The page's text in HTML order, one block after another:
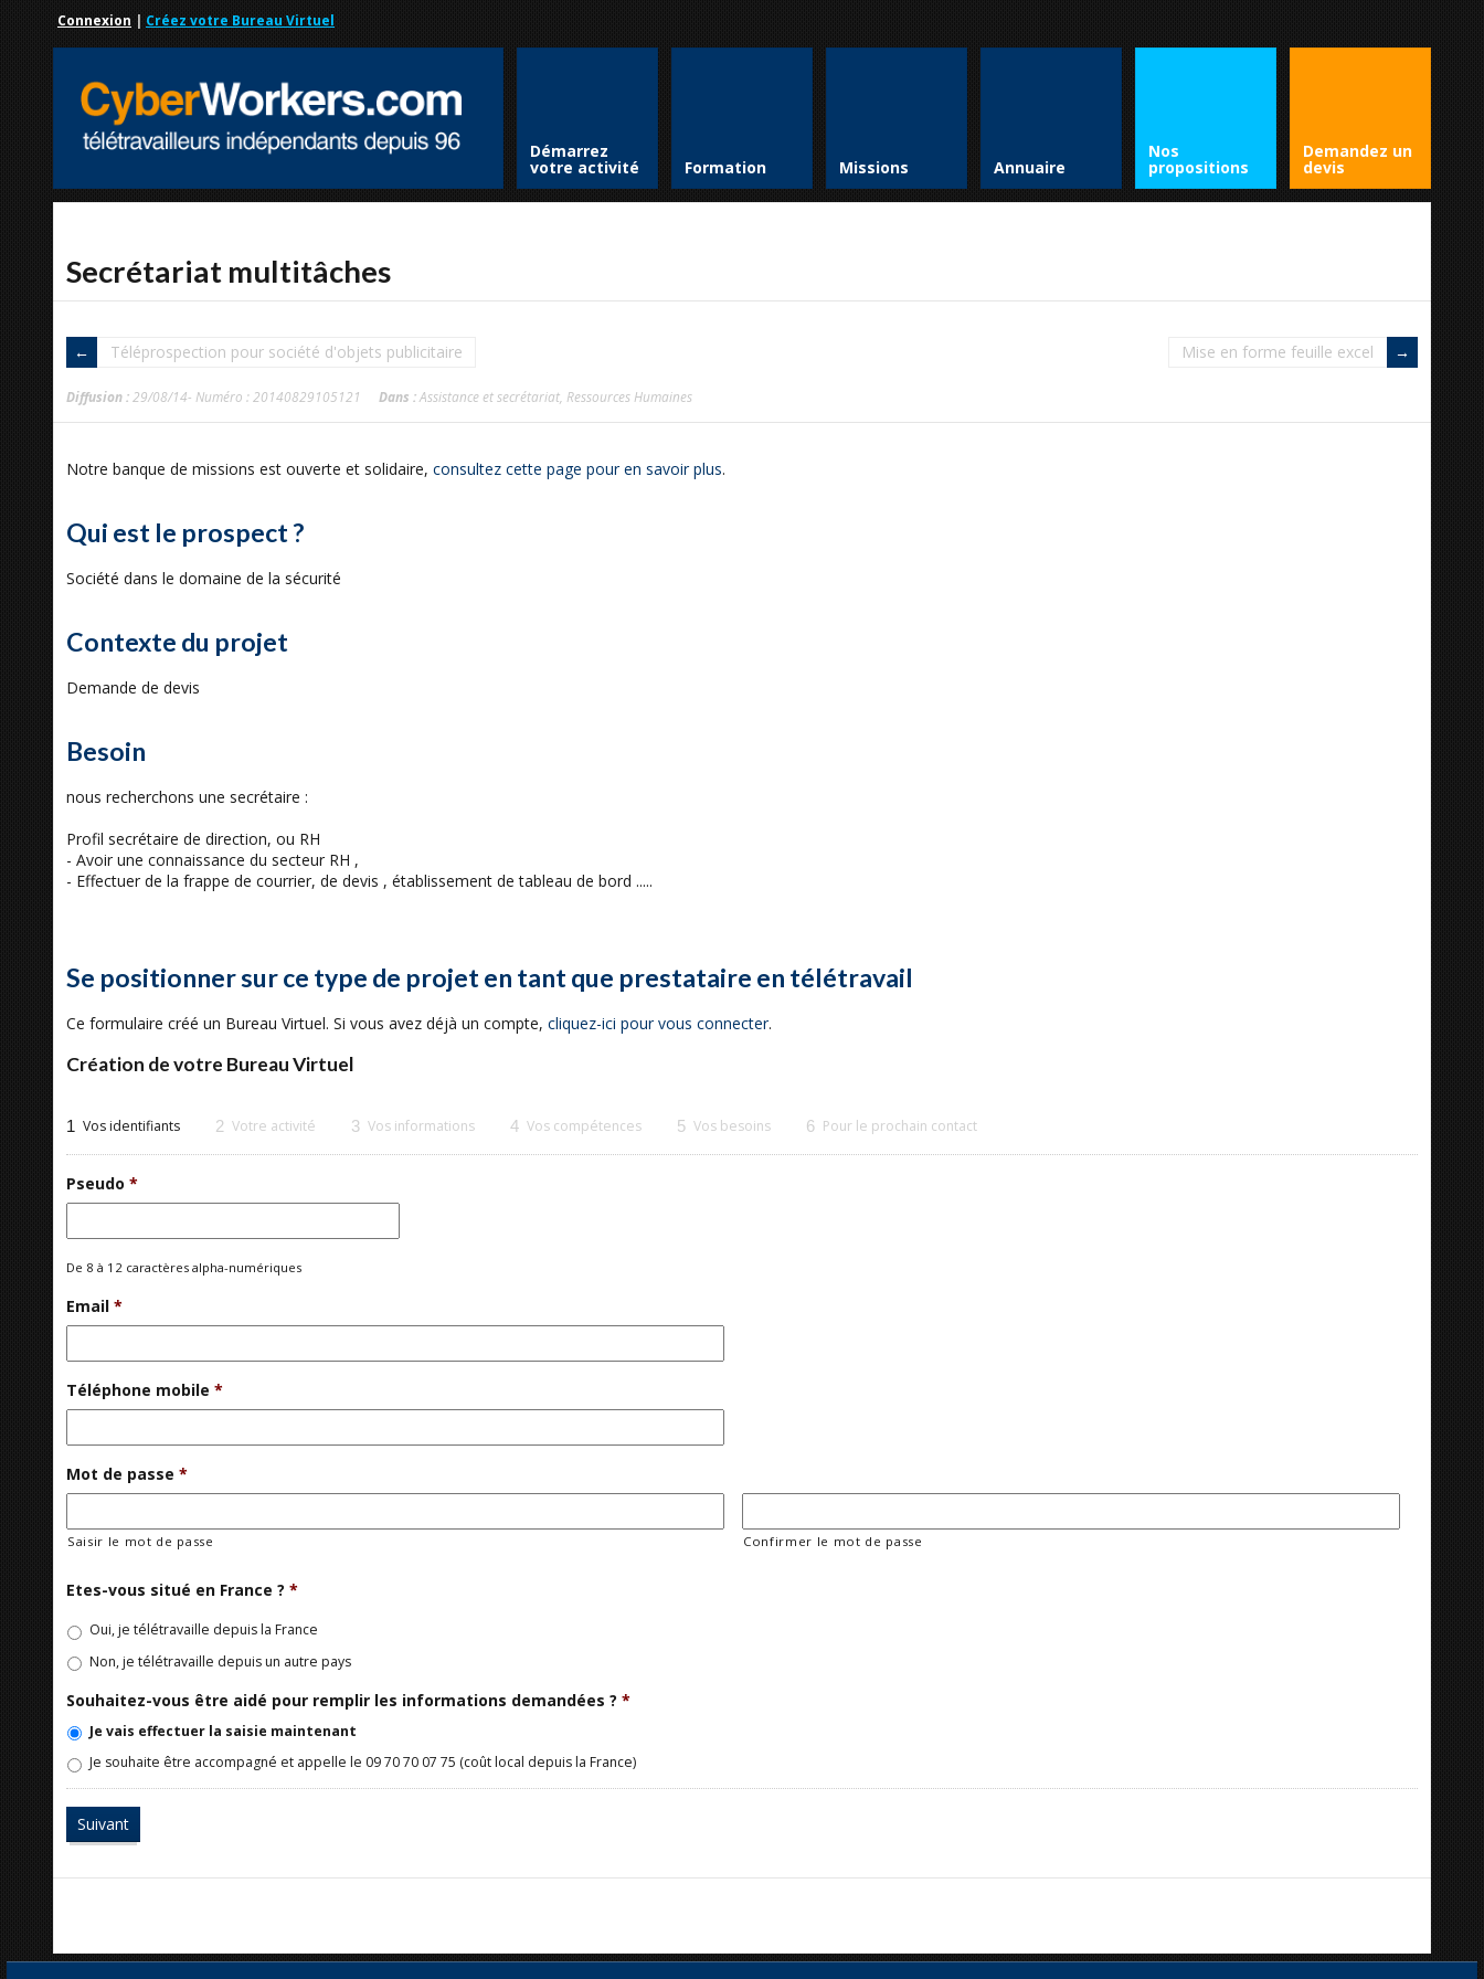
Connexion | Créez votre Bureau Virtuel
Démarrez
votre activité Formation Missions Annuaire
Nos
propositions
Demandez un
devis
Secrétariat multitâches
Téléprospection pour société d'objets publicitaire Mise en forme feuille excel
Diffusion : 29/08/14- Numéro : 20140829105121 Dans :Assistance et secrétariat Ressources Humaines
Notre banque de missions est ouverte et solidaire, consultez cette page pour en savoir plus.
Qui est le prospect ?
Société dans le domaine de la sécurité
Contexte du projet
Demande de devis
Besoin
nous recherchons une secrétaire :
Profil secrétaire de direction, ou RH
- Avoir une connaissance du secteur RH ,
- Effectuer de la frappe de courrier, de devis , établissement de tableau de bord .....
Se positionner sur ce type de projet en tant que prestataire en télétravail
Ce formulaire créé un Bureau Virtuel. Si vous avez déjà un compte, cliquez-ici pour vous connecter.
Création de votre Bureau Virtuel
1 Vos identifiants 2 Votre activité 3 Vos informations 4 Vos compétences 5 Vos besoins 6 Pour le prochain contact
Pseudo *
De 8 à 12 caractères alpha-numériques
Email *
Téléphone mobile *
Mot de passe *
Saisir le mot de passe Confirmer le mot de passe
Etes-vous situé en France ? *
Oui, je télétravaille depuis la France
Non, je télétravaille depuis un autre pays
Souhaitez-vous être aidé pour remplir les informations demandées ? *
Je vais effectuer la saisie maintenant
Je souhaite être accompagné et appelle le 09 70 70 07 75 (coût local depuis la France)